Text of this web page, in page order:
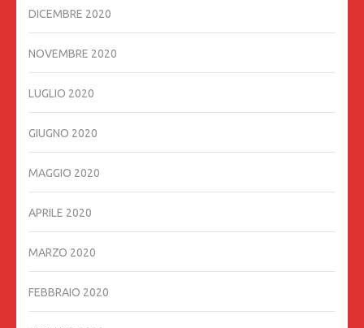
DICEMBRE 2020
NOVEMBRE 2020
LUGLIO 2020
GIUGNO 2020
MAGGIO 2020
APRILE 2020
MARZO 2020
FEBBRAIO 2020